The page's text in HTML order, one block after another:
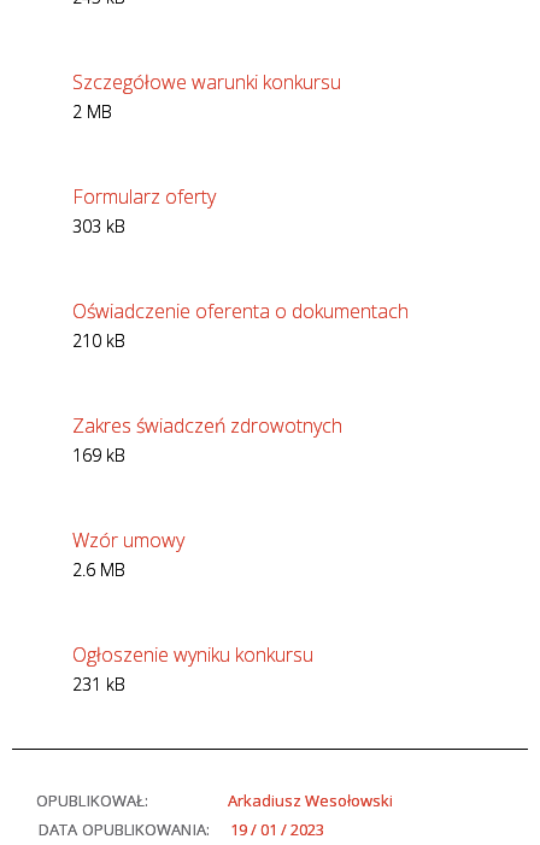
Szczegółowe warunki konkursu
2 MB
Formularz oferty
303 kB
Oświadczenie oferenta o dokumentach
210 kB
Zakres świadczeń zdrowotnych
169 kB
Wzór umowy
2.6 MB
Ogłoszenie wyniku konkursu
231 kB
OPUBLIKOWAŁ:
Arkadiusz Wesołowski
DATA OPUBLIKOWANIA:
19 / 01 / 2023